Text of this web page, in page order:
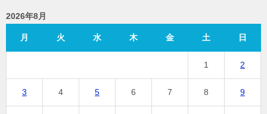
2026年8月
月 火 水 木 金 土 日
1 2
3 4 5 6 7 8 9